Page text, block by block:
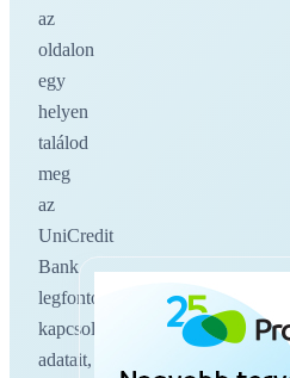
az
oldalon
egy
helyen
találod
meg
az
UniCredit
Bank
legfontosabb
kapcsolati
adatait,